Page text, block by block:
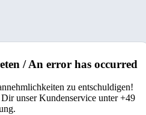
/ An error has occurred
zu entschuldigen!
unser Kundenservice unter +49